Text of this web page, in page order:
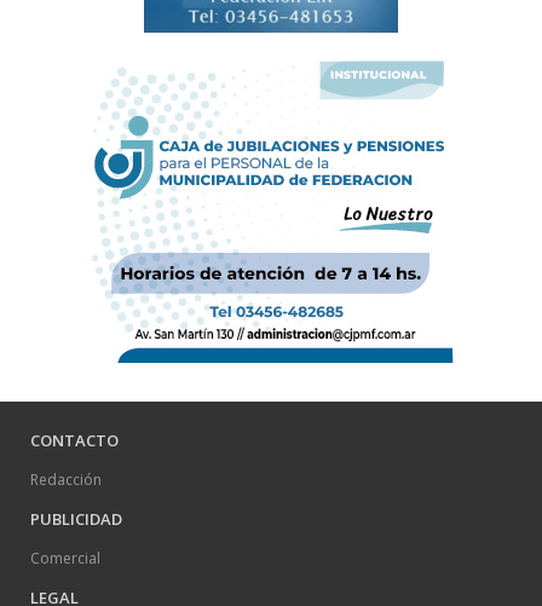
CONTACTO
Redacción
PUBLICIDAD
Comercial
LEGAL